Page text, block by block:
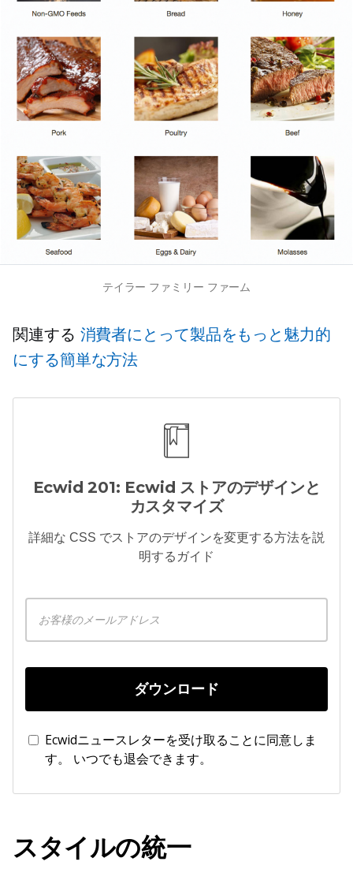
テイラー ファミリー ファーム
関連する 消費者にとって製品をもっと魅力的
にする簡単な方法
Ecwid 201: Ecwid ストアのデザインと
カスタマイズ
詳細な CSS でストアのデザインを変更する方法を説
明するガイド
ダウンロード
Ecwidニュースレターを受け取ることに同意しま
す。 いつでも退会できます。
スタイルの統一